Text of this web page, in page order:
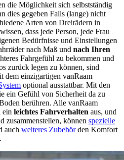
die Möglichkeit sich selbstständig
dies gegeben Falls (lange) nicht
Arten von Dreirädern in
dass jede Person, jede Frau
Bedürfnisse und Einstellungen
nach Maß und nach Ihren
Fahrgefühl zu bekommen und
zurück legen zu können, sind
dem einzigartigen vanRaam
optional ausstattbar. Mit den
ein Gefühl von Sicherheit da zu
berühren. Alle vanRaam
ein leichtes Fahrverhalten aus, und
zusammenstellen, können spezielle
auch weiteres Zubehörden Komfort